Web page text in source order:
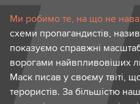
Ми робимо те, на що не
схеми пропагандистів,
показуємо справжні
ворогами найвпливовіших
Маск писав у своєму твіті,
терористів. За більшістю